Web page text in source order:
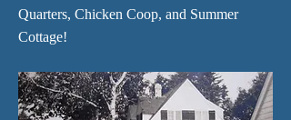
Quarters, Chicken Coop, and Summer
Cottage!